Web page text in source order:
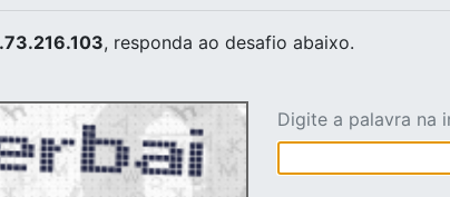
, responda ao desafio abaixo.
Digite a palavra na